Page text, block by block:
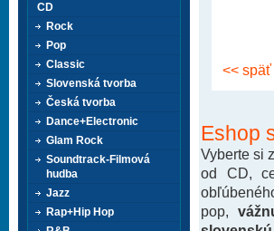
<< späť
Eshop
Vyberte si
od CD,
pop,
CD
Rock
Pop
Classic
Slovenská tvorba
Česká tvorba
Dance+Electronic
Glam Rock
Soundtrack-Filmová
hudba
Jazz
Rap+Hip Hop